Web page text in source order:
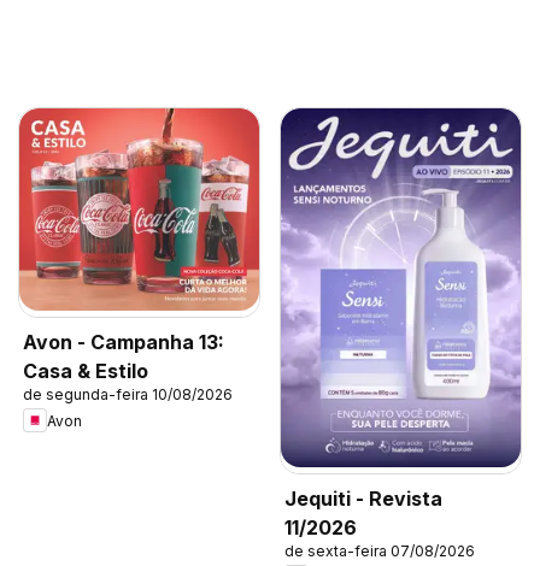
Avon - Campanha 13:
Casa & Estilo
de segunda-feira 10/08/2026
Avon
Jequiti - Revista
11/2026
de sexta-feira 07/08/2026